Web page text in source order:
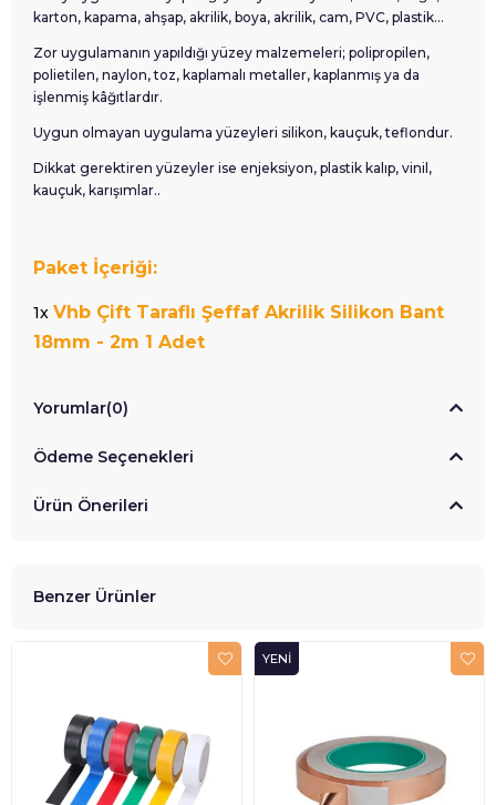
karton, kapama, ahşap, akrilik, boya, akrilik, cam, PVC, plastik...
Zor uygulamanın yapıldığı yüzey malzemeleri; polipropilen,
polietilen, naylon, toz, kaplamalı metaller, kaplanmış ya da
işlenmiş kâğıtlardır.
Uygun olmayan uygulama yüzeyleri silikon, kauçuk, teflondur.
Dikkat gerektiren yüzeyler ise enjeksiyon, plastik kalıp, vinil,
kauçuk, karışımlar..
Paket İçeriği:
1x Vhb Çift Taraflı Şeffaf Akrilik Silikon Bant
18mm - 2m 1 Adet
Yorumlar(0)
Ödeme Seçenekleri
Ürün Önerileri
Benzer Ürünler
YENI